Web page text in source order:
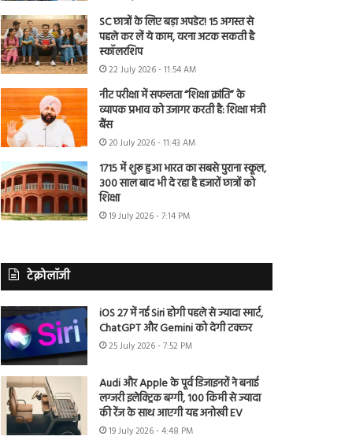
SC छात्रों के लिए बड़ा अपडेट! 15 अगस्त से
पहले कर लें ये काम, वरना अटक सकती है
स्कॉलरशिप
22 July 2026 - 11:54 AM
नीट परीक्षा में सफलता “शिक्षा क्रांति” के
व्यापक प्रभाव को उजागर करती है: शिक्षा मंत्री
बैंस
20 July 2026 - 11:43 AM
1715 में शुरू हुआ भारत का सबसे पुराना स्कूल,
300 साल बाद भी दे रहा है हजारों छात्रों को
शिक्षा
19 July 2026 - 7:14 PM
टेक्नोलॉजी
iOS 27 में नई Siri होगी पहले से ज्यादा स्मार्ट,
ChatGPT और Gemini को देगी टक्कर
25 July 2026 - 7:52 PM
Audi और Apple के पूर्व डिजाइनरों ने बनाई
लग्जरी इलेक्ट्रिक बग्गी, 100 किमी से ज्यादा
की रेंज के साथ आएगी यह अनोखी EV
19 July 2026 - 4:48 PM